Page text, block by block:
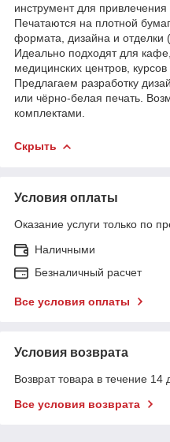
инструмент для привлечения
Печатаются на плотной
формата, дизайна и отделки
Идеально подходят для
медицинских центров,
Предлагаем разработку
или чёрно-белая печать.
комплектами.
Скрыть
Условия оплаты
Оказание услуги только по
Наличными
Безналичный расчет
Все условия оплаты
Условия возврата
Возврат товара в течение 14
Все условия возврата